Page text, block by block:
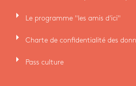
arrow_right Le programme "les amis d'ici"
arrow_right Charte de confidentialité des
arrow_right Pass culture